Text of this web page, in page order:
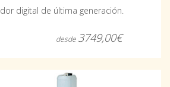
digital de última generación.
desde 3749,00€